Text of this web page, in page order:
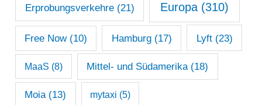
Erprobungsverkehre(21) Europa (310)
Free Now(10) Hamburg(17) Lyft(23)
MaaS (8) Mittel- und Südamerika (18)
Moia(13) mytaxi (5)